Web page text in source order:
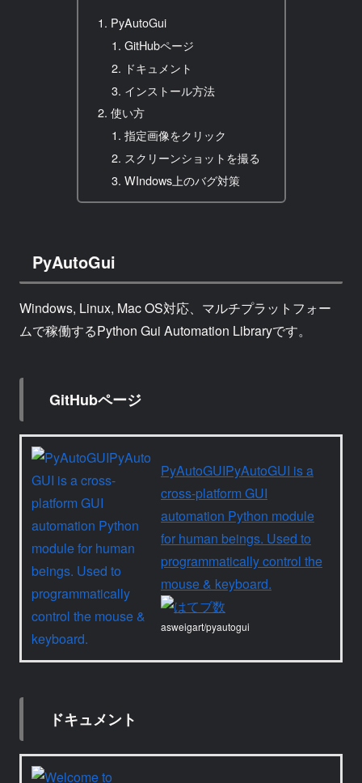
PyAutoGui
GitHubページ
ドキュメント
インストール方法
使い方
指定画像をクリック
スクリーンショットを撮る
WIndows上のバグ対策
PyAutoGui
Windows, Linux, Mac OS対応、マルチプラットフォー
ムで稼働するPython Gui Automation Libraryです。
GitHubページ
PyAutoGUIPyAutoGUI is a
cross-platform GUI
automation Python module
for human beings. Used to
programmatically control the
mouse & keyboard.
asweigart/pyautogui
ドキュメント